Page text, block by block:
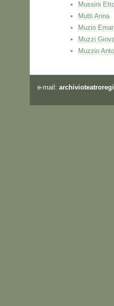
Mussini
Mutti Anna
Muzio
Muzzi
Muzzio
e-mail: